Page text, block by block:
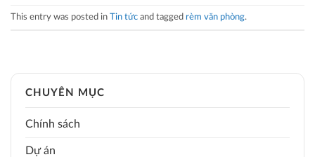
This entry was posted in Tin tức and tagged rèm văn phòng.
CHUYÊN MỤC
Chính sách
Dự án